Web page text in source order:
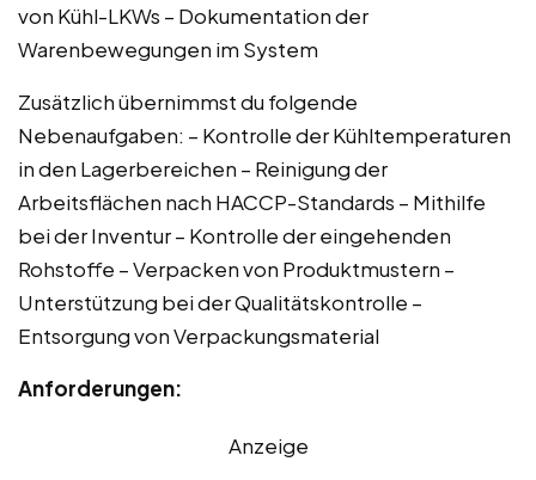
von Kühl-LKWs – Dokumentation der
Warenbewegungen im System
Zusätzlich übernimmst du folgende
Nebenaufgaben: – Kontrolle der Kühltemperaturen
in den Lagerbereichen – Reinigung der
Arbeitsflächen nach HACCP-Standards – Mithilfe
bei der Inventur – Kontrolle der eingehenden
Rohstoffe – Verpacken von Produktmustern –
Unterstützung bei der Qualitätskontrolle –
Entsorgung von Verpackungsmaterial
Anforderungen:
Anzeige